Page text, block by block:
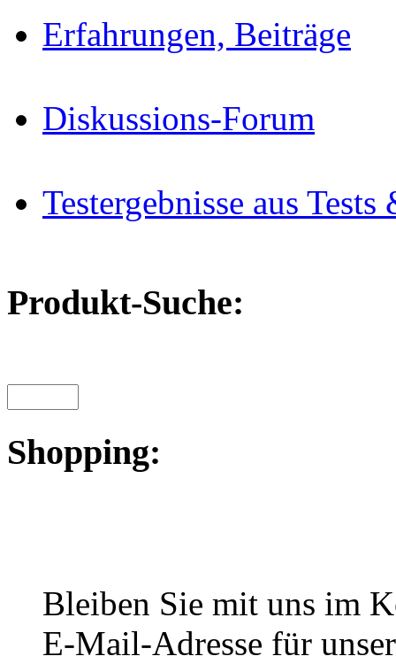
Erfahrungen, Beiträge
Diskussions-Forum
Testergebnisse aus
Produkt-Suche:
Shopping:
Bleiben Sie mit uns im
E-Mail-Adresse für